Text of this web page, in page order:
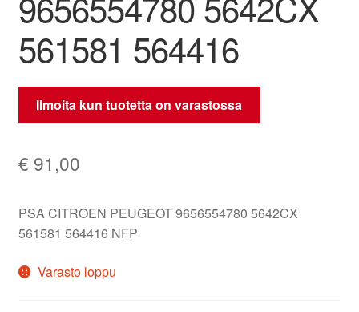
561581 564416
Ilmoita kun tuotetta on varastossa
€ 91,00
PSA CITROEN PEUGEOT 9656554780 5642CX
561581 564416 NFP
Varasto loppu